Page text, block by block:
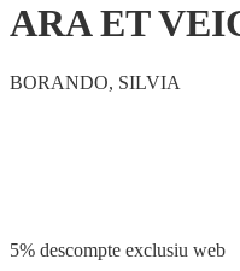
ARA ET
BORANDO, SILVIA
5% descompte exclusiu web